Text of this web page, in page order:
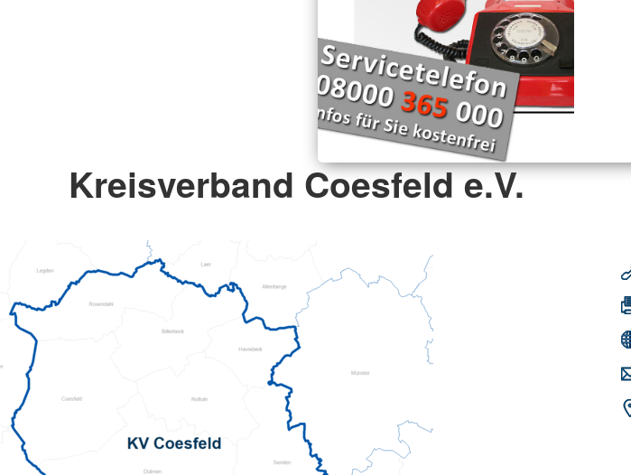
Kreisverband Coesfeld e.V.